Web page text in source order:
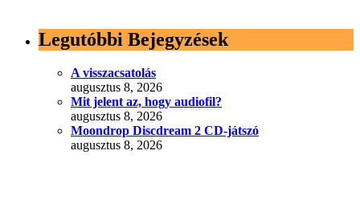
Legutóbbi Bejegyzések
A visszacsatolás
augusztus 8, 2026
Mit jelent az, hogy audiofil?
augusztus 8, 2026
Moondrop Discdream 2 CD-játszó
augusztus 8, 2026